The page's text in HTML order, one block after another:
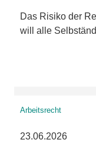
Das Risiko der
will alle
Arbeitsrecht
23.06.2026